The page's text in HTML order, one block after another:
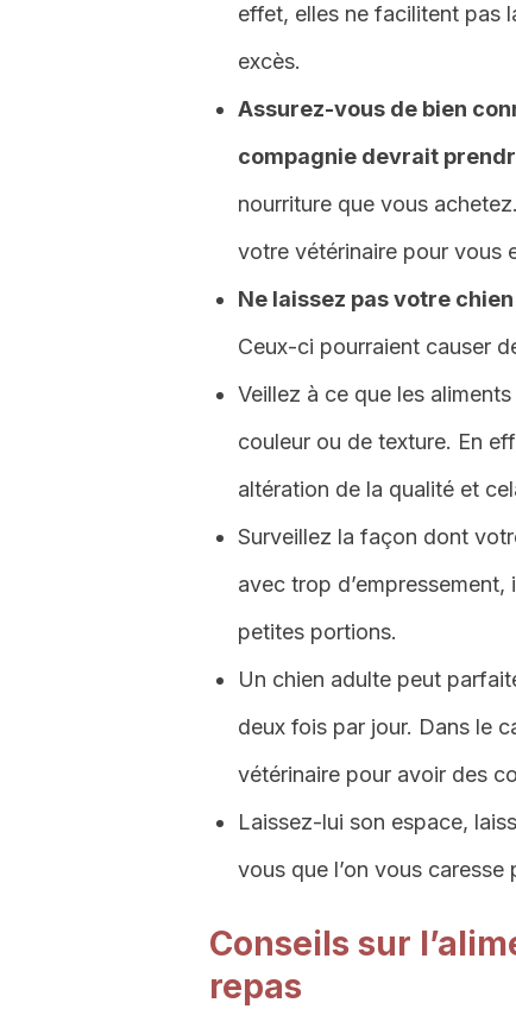
effet, elles ne facilitent pas
excès.
Assurez-vous de bien
compagnie devrait
nourriture que vous
votre vétérinaire pour vous
Ne laissez pas votre
Ceux-ci pourraient causer
Veillez à ce que les
couleur ou de texture. En
altération de la qualité et
Surveillez la façon dont
avec trop
petites portions.
Un chien adulte peut
deux fois par jour. Dans le
vétérinaire pour avoir des
Laissez-lui son espace,
vous que l’on vous
Conseils sur
repas